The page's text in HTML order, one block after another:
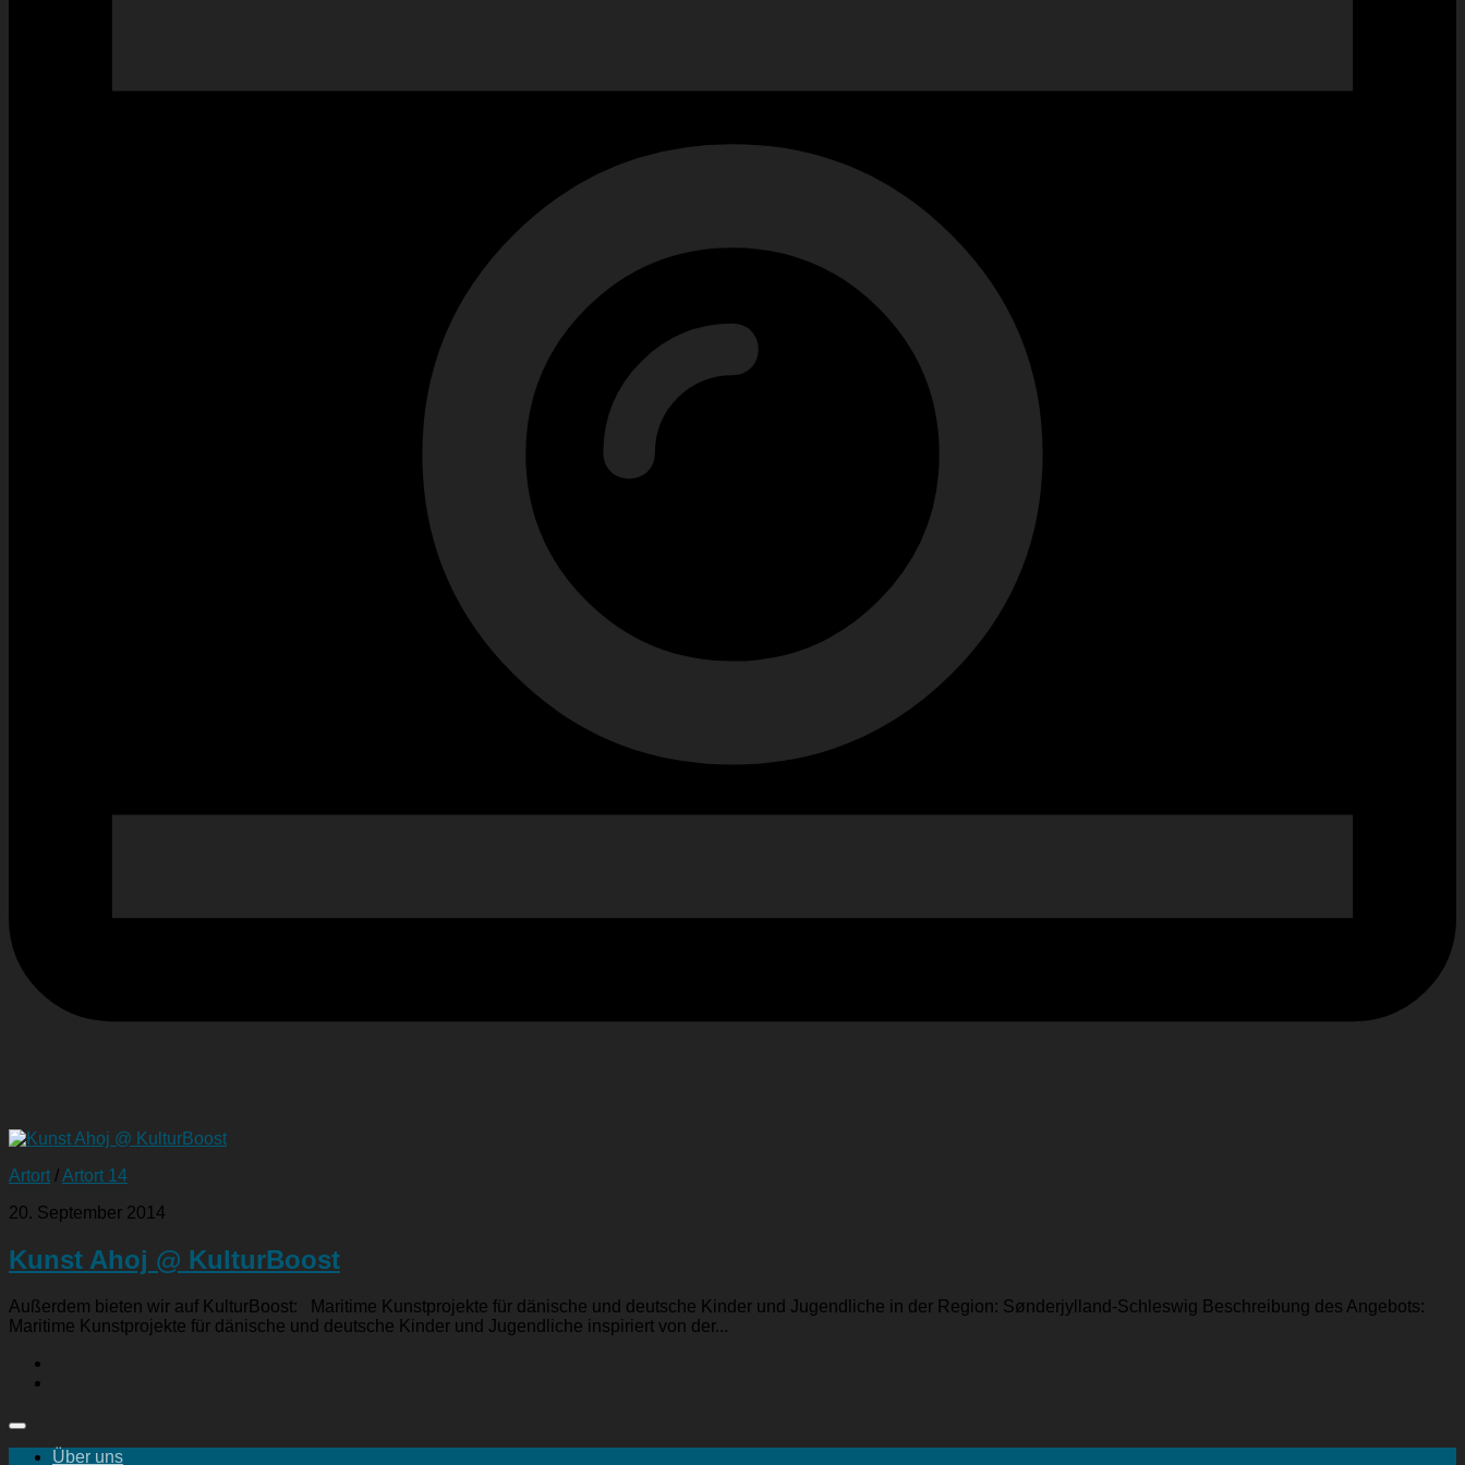
Artort /Artort 14
20. September 2014
Kunst Ahoj @ KulturBoost
Außerdem bieten wir auf KulturBoost: Maritime Kunstprojekte für dänische und deutsche Kinder und Jugendliche in der Region: Sønderjylland-Schleswig Beschreibung des Angebots:
Maritime Kunstprojekte für dänische und deutsche Kinder und Jugendliche inspiriert von der...
Über uns